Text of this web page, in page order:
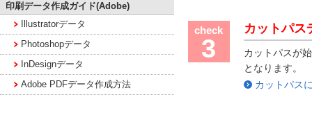
印刷データ作成ガイド(Adobe)
Illustratorデータ
Photoshopデータ
InDesignデータ
Adobe PDFデータ作成方法
check
3
カットパス
カットパスが
となります。
カットパス